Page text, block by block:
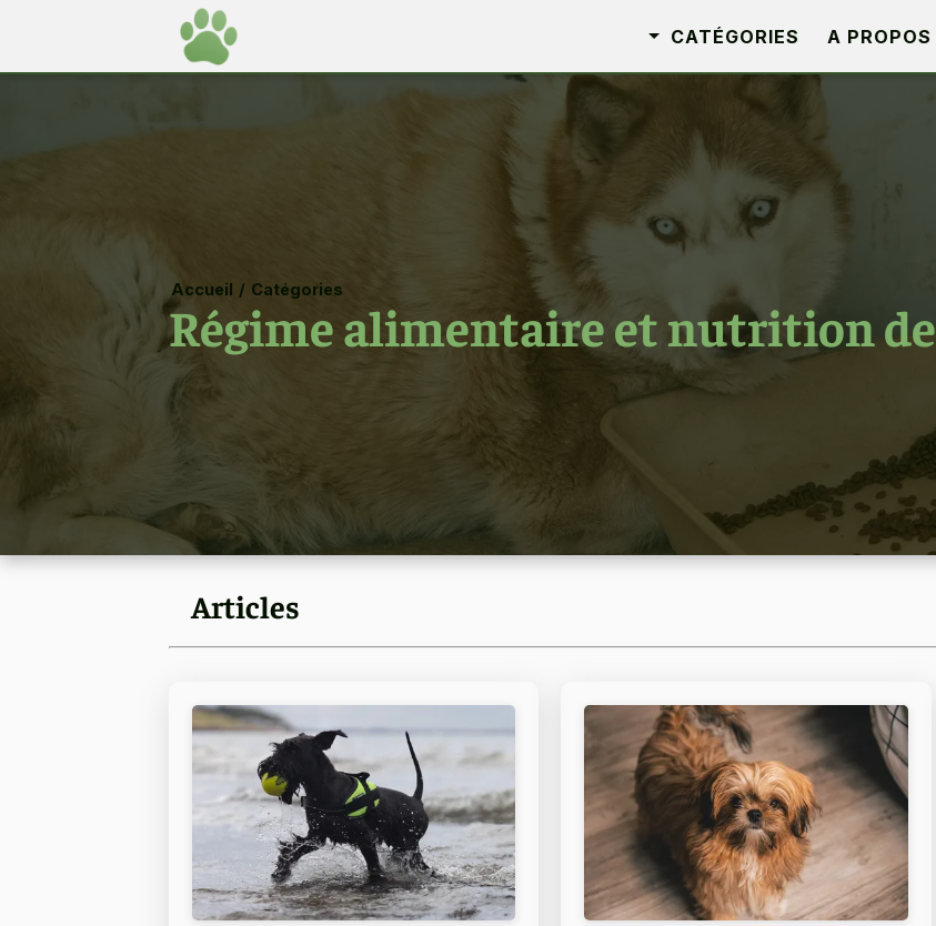
CATÉGORIES A PROPOS
Accueil / Catégories
Régime alimentaire et nutrition
Articles